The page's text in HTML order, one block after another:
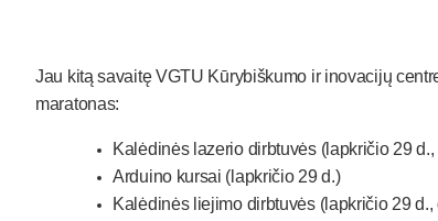
Jau kitą savaitę VGTU Kūrybiškumo ir inovacijų
maratonas:
Kalėdinės lazerio dirbtuvės (lapkričio 29 d.,
Arduino kursai (lapkričio 29 d.)
Kalėdinės liejimo dirbtuvės (lapkričio 29 d.,